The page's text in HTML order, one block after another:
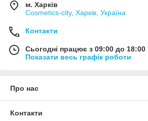
м. Харків
Cosmetics-city, Харків, Україна
Контакти
Сьогодні працює з 09:00 до 18:00
Показати весь графік роботи
Про нас
Контакти